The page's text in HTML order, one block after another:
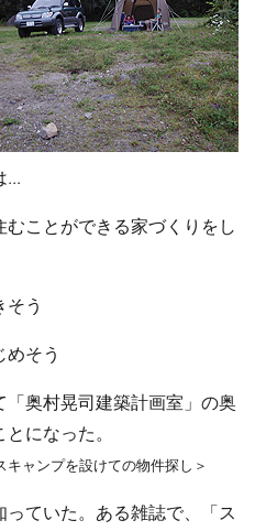
...
ことができる家づくりをし
そう
めそう
奥村晃司建築計画室」の奥
になった。
キャンプを設けての物件探し＞
ていた。ある雑誌で、「ス